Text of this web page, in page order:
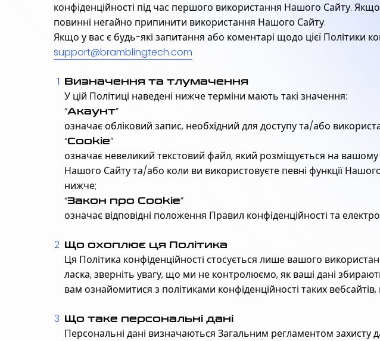
конфіденційності під час першого використання Нашого Сайту.
повинні негайно припинити використання Нашого Сайту.
Якщо у вас є будь-які запитання або коментарі щодо цієї Політики
support@bramblingtech.com
Визначення та тлумачення
У цій Політиці наведені нижче терміни мають такі значення:
“Акаунт”
означає обліковий запис, необхідний для доступу та/або
“Cookie”
означає невеликий текстовий файл, який розміщується на
Нашого Сайту та/або коли ви використовуєте певні функції
нижче;
“Закон про Cookie”
означає відповідні положення Правил конфіденційності та
Що охоплює ця Політика
Ця Політика конфіденційності стосується лише вашого
ласка, зверніть увагу, що ми не контролюємо, як ваші дані
вам ознайомитися з політиками конфіденційності таких
Що таке персональні дані
Персональні дані визначаються Загальним регламентом захисту